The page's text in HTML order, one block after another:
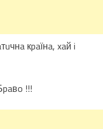
кpaїнa, xaй i
!!!